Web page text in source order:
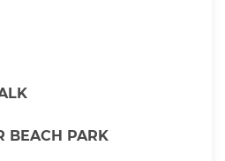
BEACH PARK